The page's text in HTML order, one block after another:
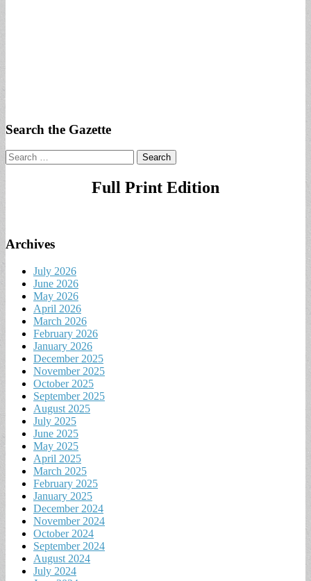
Search the Gazette
Search
for:
Full Print Edition
Archives
July 2026
June 2026
May 2026
April 2026
March 2026
February 2026
January 2026
December 2025
November 2025
October 2025
September 2025
August 2025
July 2025
June 2025
May 2025
April 2025
March 2025
February 2025
January 2025
December 2024
November 2024
October 2024
September 2024
August 2024
July 2024